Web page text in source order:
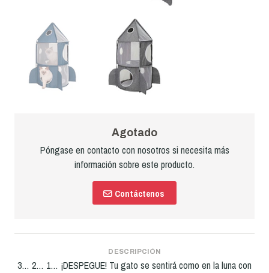
Agotado
Póngase en contacto con nosotros si necesita más
información sobre este producto.
Contáctenos
DESCRIPCIÓN
3… 2… 1… ¡DESPEGUE! Tu gato se sentirá como en la luna con